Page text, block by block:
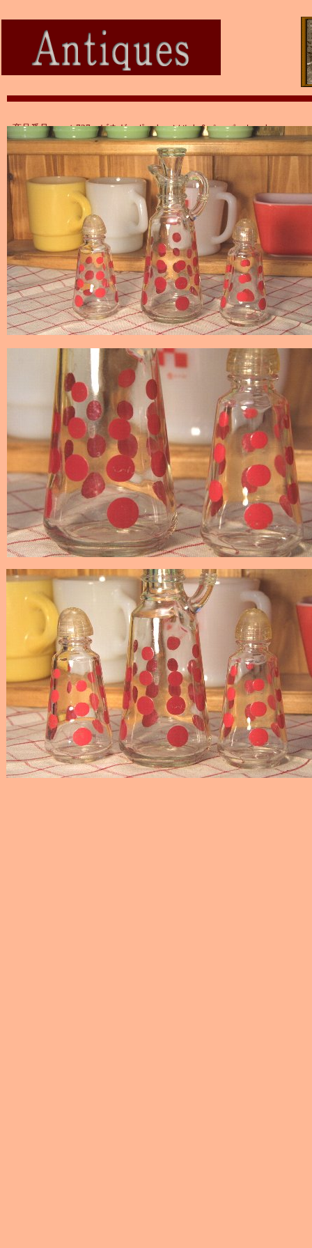
商品番号：ａｔ737 ビネガーポット・ソルト＆ペッパーセット